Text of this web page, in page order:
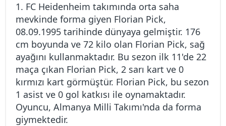
1. FC Heidenheim takımında orta saha
mevkinde forma giyen Florian Pick,
08.09.1995 tarihinde dünyaya gelmiştir. 176
cm boyunda ve 72 kilo olan Florian Pick, sağ
ayağını kullanmaktadır. Bu sezon ilk 11'de 22
maça çıkan Florian Pick, 2 sarı kart ve 0
kırmızı kart görmüştür. Florian Pick, bu sezon
1 asist ve 0 gol katkısı ile oynamaktadır.
Oyuncu, Almanya Milli Takımı'nda da forma
giymektedir.